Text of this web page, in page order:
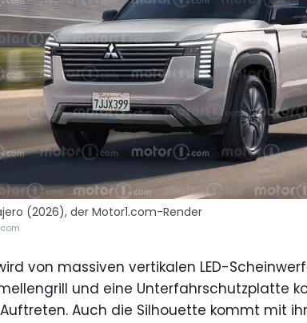
(2026), der Motor1.com-Render
von massiven vertikalen LED-
und eine Unterfahrschutzplatte
Auch die Silhouette kommt mit